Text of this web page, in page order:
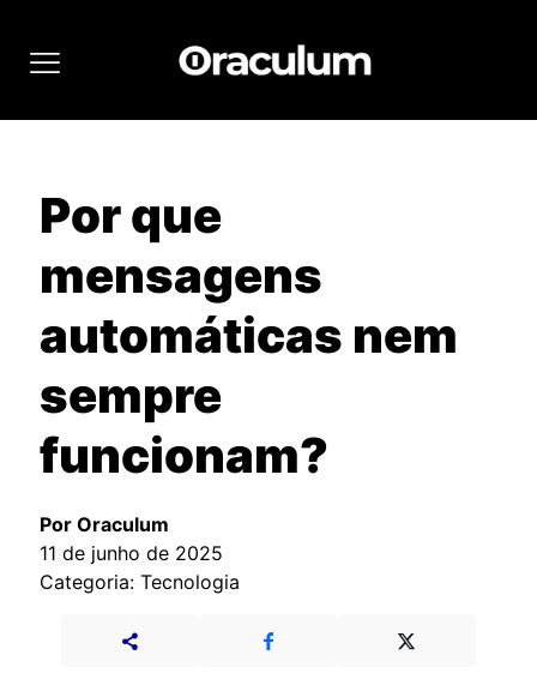
Por que
mensagens
automáticas nem
sempre
funcionam?
Por Oraculum
11 de junho de 2025
Categoria: Tecnologia